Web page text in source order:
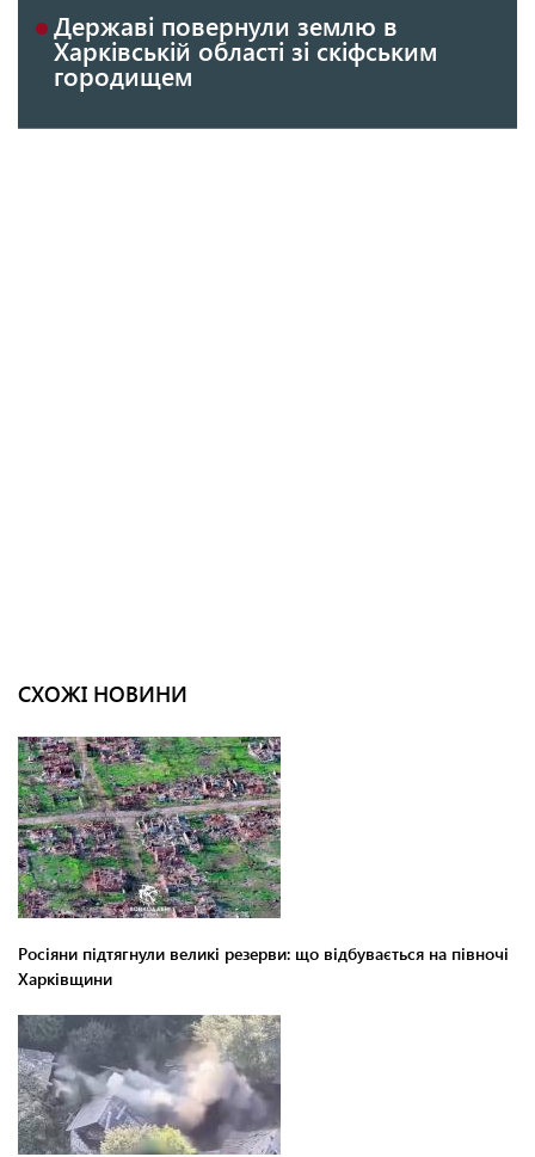
Державі повернули землю в
Харківській області зі скіфським
городищем
СХОЖІ НОВИНИ
Росіяни підтягнули великі резерви: що відбувається на півночі
Харківщини